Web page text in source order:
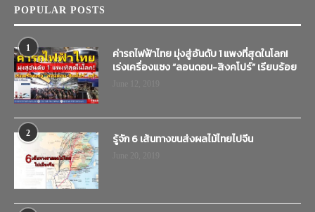
POPULAR POSTS
1
ค่ารถไฟฟ้าไทย มุ่งสู่อันดับ 1 แพงที่สุดในโลก!
เร่งเครื่องแซง “ลอนดอน-สิงคโปร์” เรียบร้อย
2 รู้จัก 6 เส้นทางขนส่งผลไม้ไทยไปจีน